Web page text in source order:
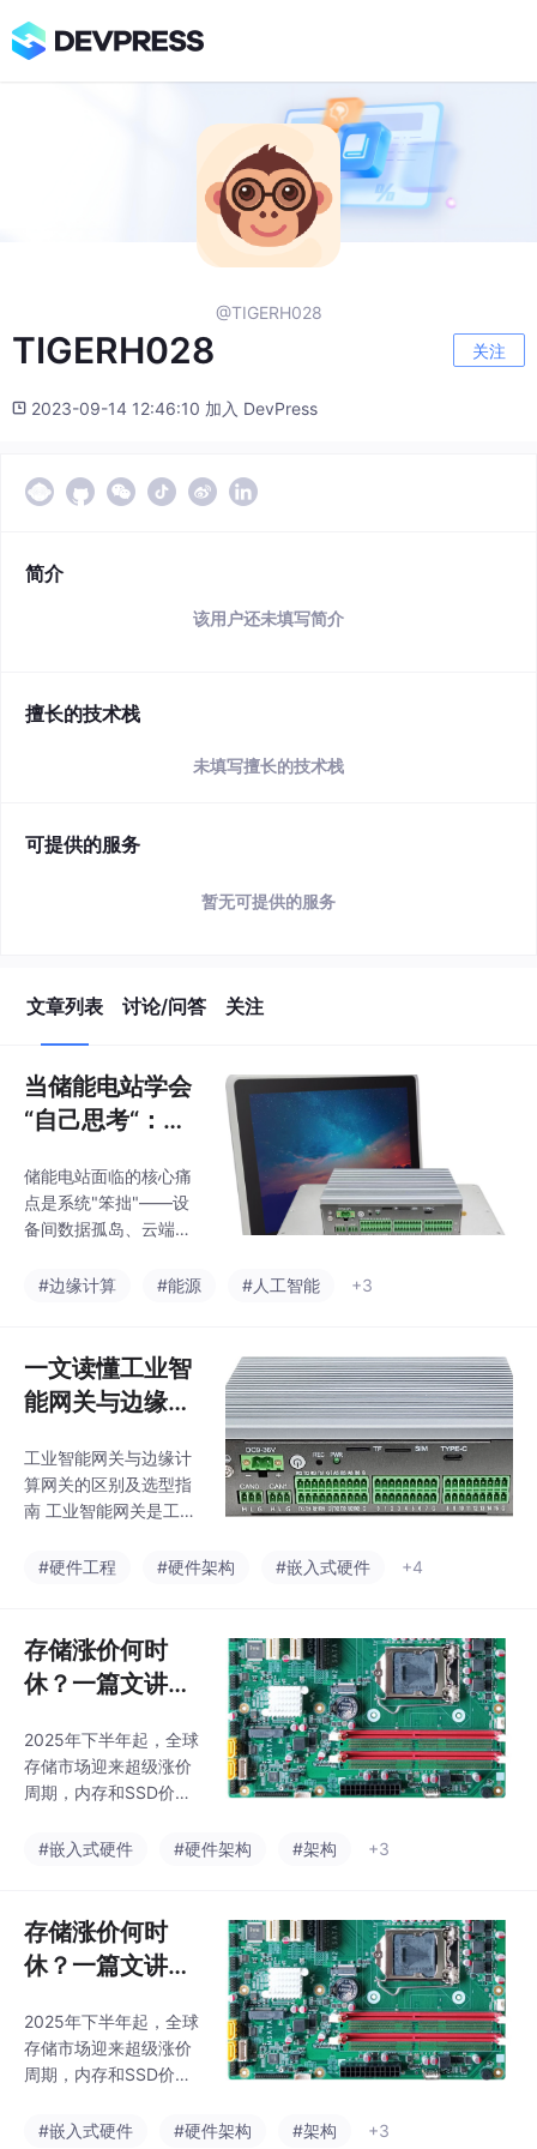
@TIGERH028
TIGERH028 关注
2023-09-14 12:46:10 加入 DevPress
简介
该用户还未填写简介
擅长的技术栈
未填写擅长的技术栈
可提供的服务
暂无可提供的服务
文章列表 讨论/问答 关注
当储能电站学会
“自己思考“：边
能源游戏规则
储能电站面临的核心痛
点是系统"笨拙"——设
备间数据孤岛、云端处
率低。边缘计算通过本
网调频响应），将决策
延迟从秒级降至毫秒
级，显著提升运营效
关需具备宽温宽压（-2
0℃~60℃）、多接口
（6+串口）、AI算力
业级稳定性。采用国产
满足智能化与恶劣环境
需求
#边缘计算 #能源 #人工智能 +3
一文读懂工业智
能网关与边缘计
工业智能网关与边缘计
算网关的区别及选型指
南 工业智能网关是工业
负责协议转换和数据采
解的协议。其核心功能
包括协议转换、数据过
滤、本地决策和安全隔
云、远程监控等场景，
典型方案采用RK3568
等ARM架构。 边缘计算
上增加了本地AI算力，
应。其优势在于低延
迟、省
#硬件工程 #硬件架构 #嵌入式硬件 +4
存储涨价何时
休？一篇文讲清
前世今生
2025年下半年起，全球
存储市场迎来超级涨价
周期，内存和SSD价格
存储巨头（三星、SK海
厚利润，其中SK海力士
2025年净利润达297亿
美元。涨价主因包括AI
减产DDR4转向高利润
产品，以及恐慌性囤
货。工业计算机领域同
等厂商被迫调整存储方
#嵌入式硬件 #硬件架构 #架构 +3
存储涨价何时
休？一篇文讲清
前世今生
2025年下半年起，全球
存储市场迎来超级涨价
周期，内存和SSD价格
存储巨头（三星、SK海
#嵌入式硬件 #硬件架构 #架构 +3